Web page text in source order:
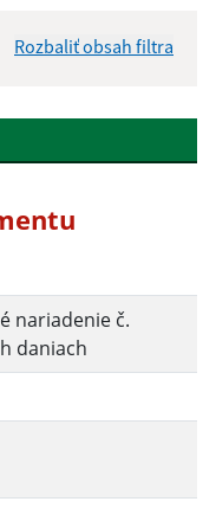
Rozbaliť obsah filtra
nariadenie č.
daniach